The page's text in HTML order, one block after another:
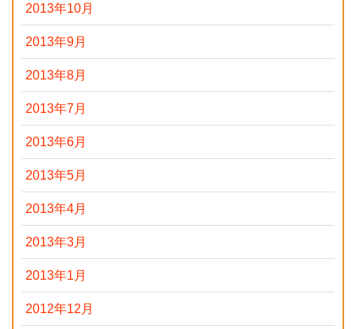
2013年10月
2013年9月
2013年8月
2013年7月
2013年6月
2013年5月
2013年4月
2013年3月
2013年1月
2012年12月